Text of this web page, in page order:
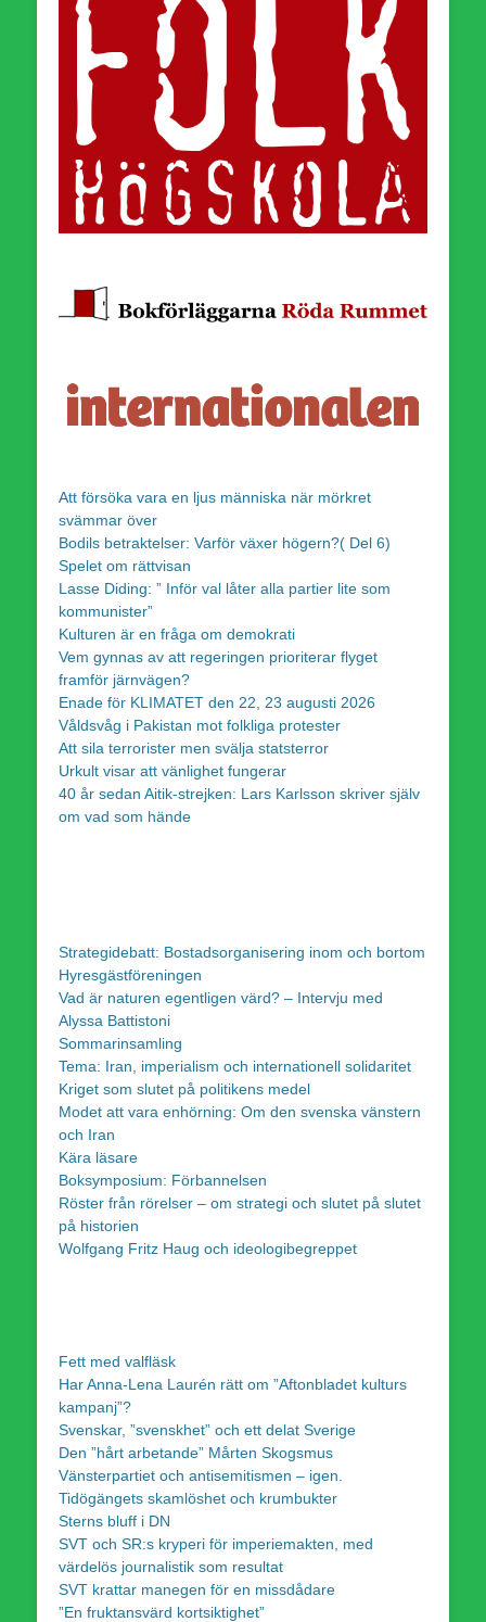
Att försöka vara en ljus människa när mörkret
svämmar över
Bodils betraktelser: Varför växer högern?( Del 6)
Spelet om rättvisan
Lasse Diding: ” Inför val låter alla partier lite som
kommunister”
Kulturen är en fråga om demokrati
Vem gynnas av att regeringen prioriterar flyget
framför järnvägen?
Enade för KLIMATET den 22, 23 augusti 2026
Våldsvåg i Pakistan mot folkliga protester
Att sila terrorister men svälja statsterror
Urkult visar att vänlighet fungerar
40 år sedan Aitik-strejken: Lars Karlsson skriver själv
om vad som hände
Strategidebatt: Bostadsorganisering inom och bortom
Hyresgästföreningen
Vad är naturen egentligen värd? – Intervju med
Alyssa Battistoni
Sommarinsamling
Tema: Iran, imperialism och internationell solidaritet
Kriget som slutet på politikens medel
Modet att vara enhörning: Om den svenska vänstern
och Iran
Kära läsare
Boksymposium: Förbannelsen
Röster från rörelser – om strategi och slutet på slutet
på historien
Wolfgang Fritz Haug och ideologibegreppet
Fett med valfläsk
Har Anna-Lena Laurén rätt om ”Aftonbladet kulturs
kampanj”?
Svenskar, ”svenskhet” och ett delat Sverige
Den ”hårt arbetande” Mårten Skogsmus
Vänsterpartiet och antisemitismen – igen.
Tidögängets skamlöshet och krumbukter
Sterns bluff i DN
SVT och SR:s kryperi för imperiemakten, med
värdelös journalistik som resultat
SVT krattar manegen för en missdådare
”En fruktansvärd kortsiktighet”